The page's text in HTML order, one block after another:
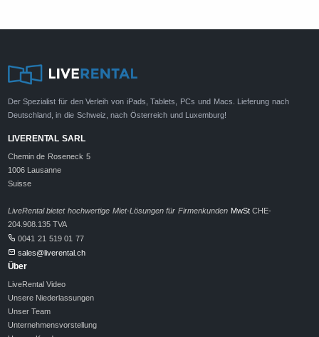
Der Spezialist für den Verleih von iPads, Tablets, PCs und Macs. Lieferung nach
Deutschland, in die Schweiz, nach Österreich und Luxemburg!
LIVERENTAL SARL
Chemin de Roseneck 5
1006 Lausanne
Suisse
LiveRental bietet hochwertige Miet-Lösungen für Firmenkunden MwStCHE-
204.908.135 TVA
0041 21 519 01 77
sales@liverental.ch
Über
LiveRental Video
Unsere Niederlassungen
Unser Team
Unternehmensvorstellung